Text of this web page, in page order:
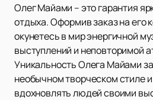
Олег Майами – это гарантия
отдыха. Оформив заказ на его
окунетесь в мир энергичной
выступлений и неповторимой
Уникальность Олега Майами
необычном творческом стиле
вдохновлять людей своими